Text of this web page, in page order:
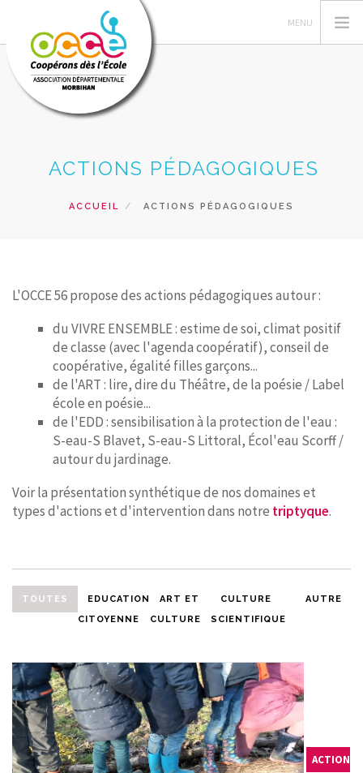
GÉRER SA COOPÉRATIVE
ACTIONS PÉDAGOGIQUES
ACCUEIL ACTIONS PÉDAGOGIQUES
L'OCCE 56 propose des actions pédagogiques autour :
du VIVRE ENSEMBLE : estime de soi, climat positif
de classe (avec l'agenda coopératif), conseil de
coopérative, égalité filles garçons...
de l'ART : lire, dire du Théâtre, de la poésie / Label
école en poésie...
de l'EDD : sensibilisation à la protection de l'eau :
S-eau-S Blavet, S-eau-S Littoral, Écol'eau Scorff /
autour du jardinage.
Voir la présentation synthétique de nos domaines et
types d'actions et d'intervention dans notre triptyque.
TOUTES
EDUCATION
CITOYENNE
ART ET
CULTURE
CULTURE
SCIENTIFIQUE
AUTRE
ACTION